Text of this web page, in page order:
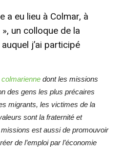
a eu lieu à Colmar, à
, un colloque de la
j’ai participé
dont les missions
des gens les plus précaires
migrants, les victimes de la
sont la fraternité et
est aussi de promouvoir
de l’emploi par l’économie